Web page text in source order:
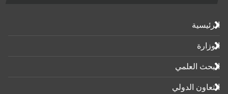
الرئيسية
الوزارة
البحث العلمي
التعاون الدولي